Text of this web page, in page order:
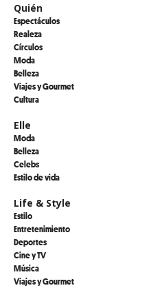
Quién
Espectáculos
Realeza
Círculos
Moda
Belleza
Viajes y Gourmet
Cultura
Elle
Moda
Belleza
Celebs
Estilo de vida
Life & Style
Estilo
Entretenimiento
Deportes
Cine y TV
Música
Viajes y Gourmet